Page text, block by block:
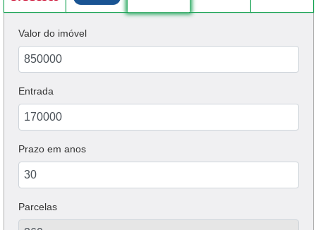
Valor do imóvel
Entrada
Prazo em anos
Parcelas